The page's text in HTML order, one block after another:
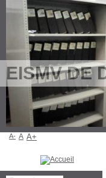
EISMV DE
A- A A+